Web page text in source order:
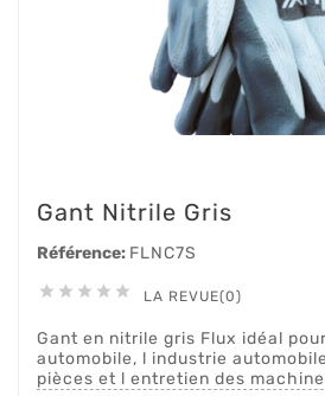
Gant Nitrile Gris
Référence: FLNC7S
     LA REVUE(0)
Gant en nitrile gris Flux idéal
automobile, l industrie
pièces et l entretien des